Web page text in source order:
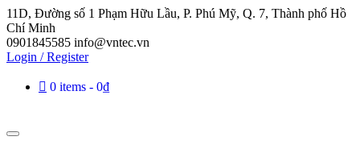
11D, Đường số 1 Phạm Hữu Lầu, P. Phú Mỹ, Q. 7, Thành phố Hồ
Chí Minh
0901845585 info@vntec.vn
Login / Register
0 items 0₫